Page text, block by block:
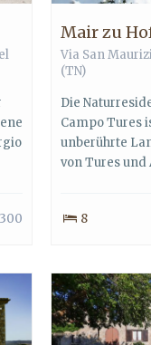
Mair zu
Via San
(TN)
Die
Campo Tures
unberührte
von Tures und
8